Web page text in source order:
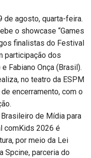
de agosto, quarta-feira.
o showcase “Games
finalistas do Festival
participação dos
Fabiano Onça (Brasil).
no teatro da ESPM
encerramento, com o
de Mídia para
comKids 2026 é
por meio da Lei
Spcine, parceria do